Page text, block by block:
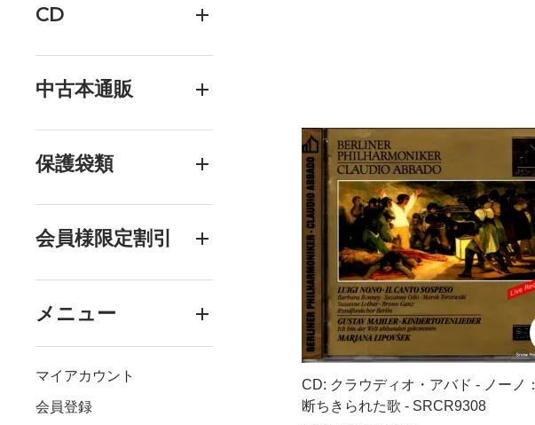
CD
中古本通販
保護袋類
会員様限定割引
メニュー
マイアカウント
会員登録
CD: クラウディオ・アバド - ノーノ：
断ちきられた歌 - SRCR9308